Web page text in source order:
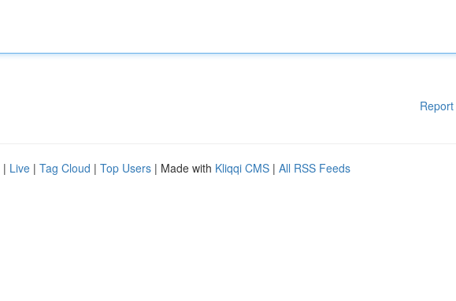
| Live | Tag Cloud | Top Users | Made with Kliqqi CMS | All RSS Feeds